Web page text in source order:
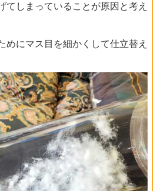
てしまっていることが原因と考え
めにマス目を細かくして仕立替え